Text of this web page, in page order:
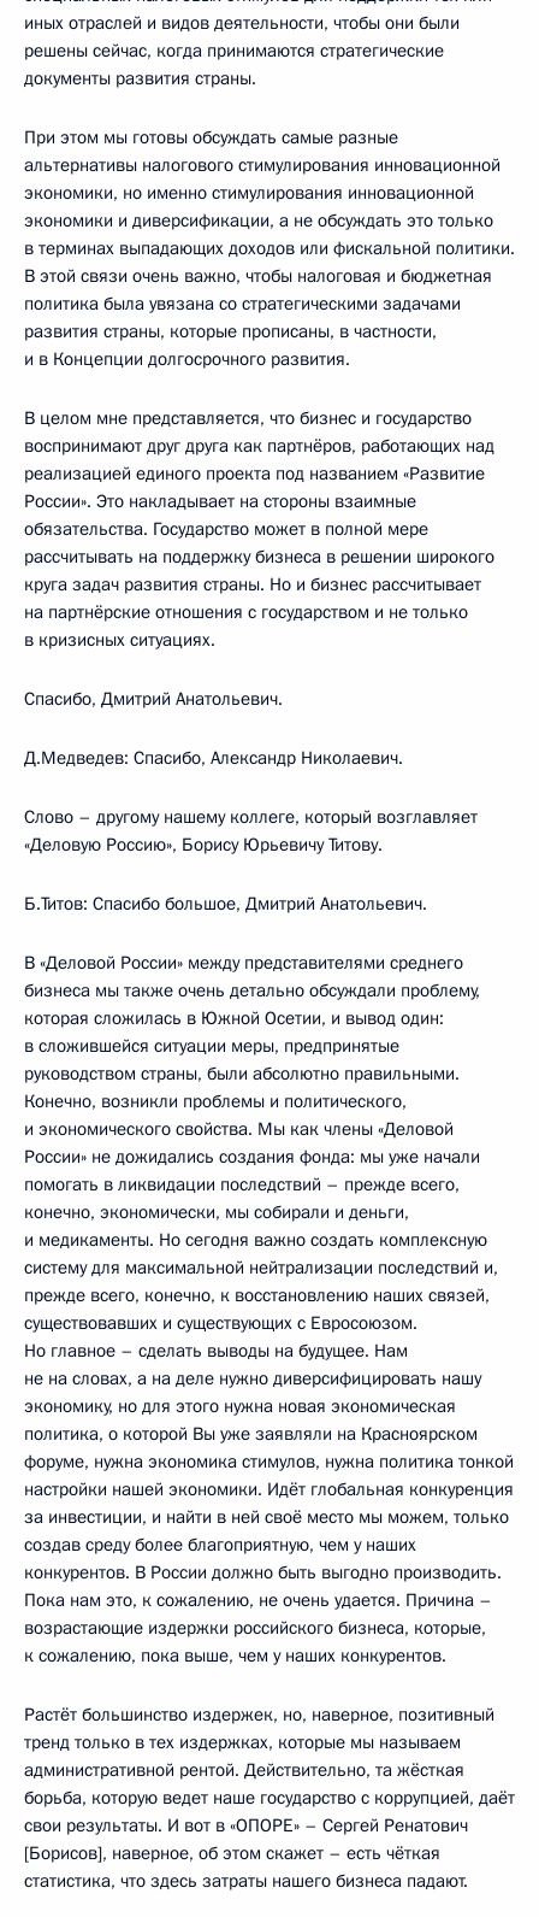
иных отраслей и видов деятельности, чтобы они были
решены сейчас, когда принимаются стратегические
документы развития страны.
При этом мы готовы обсуждать самые разные
альтернативы налогового стимулирования инновационной
экономики, но именно стимулирования инновационной
экономики и диверсификации, а не обсуждать это только
в терминах выпадающих доходов или фискальной политики.
В этой связи очень важно, чтобы налоговая и бюджетная
политика была увязана со стратегическими задачами
развития страны, которые прописаны, в частности,
и в Концепции долгосрочного развития.
В целом мне представляется, что бизнес и государство
воспринимают друг друга как партнёров, работающих над
реализацией единого проекта под названием «Развитие
России». Это накладывает на стороны взаимные
обязательства. Государство может в полной мере
рассчитывать на поддержку бизнеса в решении широкого
круга задач развития страны. Но и бизнес рассчитывает
на партнёрские отношения с государством и не только
в кризисных ситуациях.
Спасибо, Дмитрий Анатольевич.
Д.Медведев: Спасибо, Александр Николаевич.
Слово – другому нашему коллеге, который возглавляет
«Деловую Россию», Борису Юрьевичу Титову.
Б.Титов: Спасибо большое, Дмитрий Анатольевич.
В «Деловой России» между представителями среднего
бизнеса мы также очень детально обсуждали проблему,
которая сложилась в Южной Осетии, и вывод один:
в сложившейся ситуации меры, предпринятые
руководством страны, были абсолютно правильными.
Конечно, возникли проблемы и политического,
и экономического свойства. Мы как члены «Деловой
России» не дожидались создания фонда: мы уже начали
помогать в ликвидации последствий – прежде всего,
конечно, экономически, мы собирали и деньги,
и медикаменты. Но сегодня важно создать комплексную
систему для максимальной нейтрализации последствий и,
прежде всего, конечно, к восстановлению наших связей,
существовавших и существующих с Евросоюзом.
Но главное – сделать выводы на будущее. Нам
не на словах, а на деле нужно диверсифицировать нашу
экономику, но для этого нужна новая экономическая
политика, о которой Вы уже заявляли на Красноярском
форуме, нужна экономика стимулов, нужна политика тонкой
настройки нашей экономики. Идёт глобальная конкуренция
за инвестиции, и найти в ней своё место мы можем, только
создав среду более благоприятную, чем у наших
конкурентов. В России должно быть выгодно производить.
Пока нам это, к сожалению, не очень удается. Причина –
возрастающие издержки российского бизнеса, которые,
к сожалению, пока выше, чем у наших конкурентов.
Растёт большинство издержек, но, наверное, позитивный
тренд только в тех издержках, которые мы называем
административной рентой. Действительно, та жёсткая
борьба, которую ведет наше государство с коррупцией, даёт
свои результаты. И вот в «ОПОРЕ» – Сергей Ренатович
[Борисов], наверное, об этом скажет – есть чёткая
статистика, что здесь затраты нашего бизнеса падают.